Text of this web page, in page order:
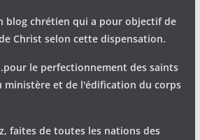
blog chrétien qui a pour objectif de
Christ selon cette dispensation.
le perfectionnement des saints
ministère et de l'édification du corps
faites de toutes les nations des